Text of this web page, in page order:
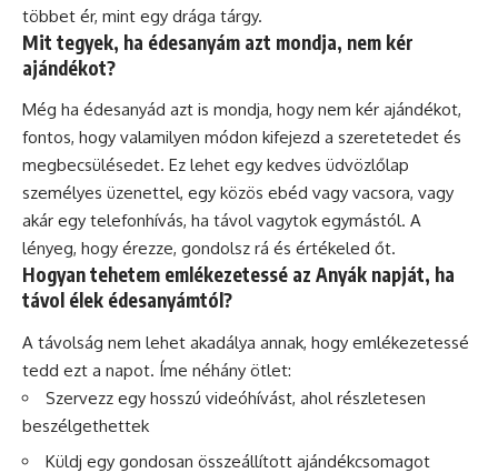
többet ér, mint egy drága tárgy.
Mit tegyek, ha édesanyám azt mondja, nem kér
ajándékot?
Még ha édesanyád azt is mondja, hogy nem kér ajándékot,
fontos, hogy valamilyen módon kifejezd a szeretetedet és
megbecsülésedet. Ez lehet egy kedves üdvözlőlap
személyes üzenettel, egy közös ebéd vagy vacsora, vagy
akár egy telefonhívás, ha távol vagytok egymástól. A
lényeg, hogy érezze, gondolsz rá és értékeled őt.
Hogyan tehetem emlékezetessé az Anyák napját, ha
távol élek édesanyámtól?
A távolság nem lehet akadálya annak, hogy emlékezetessé
tedd ezt a napot. Íme néhány ötlet:
Szervezz egy hosszú videóhívást, ahol részletesen
beszélgethettek
Küldj egy gondosan összeállított ajándékcsomagot